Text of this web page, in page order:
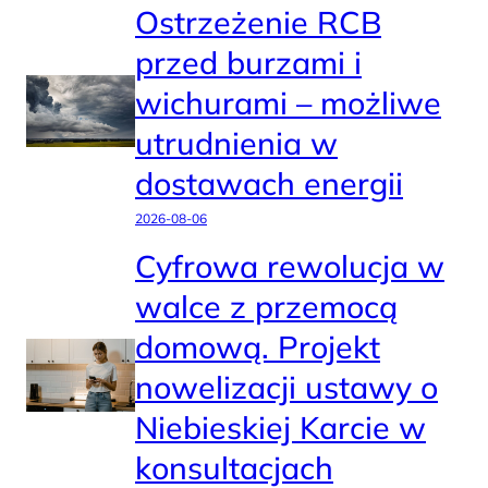
Ostrzeżenie RCB
przed burzami i
wichurami – możliwe
utrudnienia w
dostawach energii
2026-08-06
Cyfrowa rewolucja w
walce z przemocą
domową. Projekt
nowelizacji ustawy o
Niebieskiej Karcie w
konsultacjach